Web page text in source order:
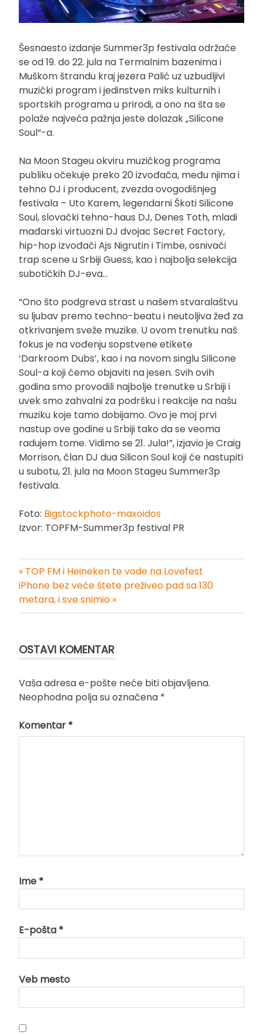
Šesnaesto izdanje Summer3p festivala održaće
se od 19. do 22. jula na Termalnim bazenima i
Muškom štrandu kraj jezera Palić uz uzbudljivi
muzički program i jedinstven miks kulturnih i
sportskih programa u prirodi, a ono na šta se
polaže najveća pažnja jeste dolazak „Silicone
Soul“-a.
Na Moon Stageu okviru muzičkog programa
publiku očekuje preko 20 izvođača, među njima i
tehno DJ i producent, zvezda ovogodišnjeg
festivala – Uto Karem, legendarni Škoti Silicone
Soul, slovački tehno-haus DJ, Denes Toth, mladi
mađarski virtuozni DJ dvojac Secret Factory,
hip-hop izvođači Ajs Nigrutin i Timbe, osnivači
trap scene u Srbiji Guess, kao i najbolja selekcija
subotičkih DJ-eva…
“Ono što podgreva strast u našem stvaralaštvu
su ljubav premo techno-beatu i neutoljiva žeđ za
otkrivanjem sveže muzike. U ovom trenutku naš
fokus je na vođenju sopstvene etikete
‘Darkroom Dubs’, kao i na novom singlu Silicone
Soul-a koji ćemo objaviti na jesen. Svih ovih
godina smo provodili najbolje trenutke u Srbiji i
uvek smo zahvalni za podršku i reakcije na našu
muziku koje tamo dobijamo. Ovo je moj prvi
nastup ove godine u Srbiji tako da se veoma
radujem tome. Vidimo se 21. Jula!”, izjavio je Craig
Morrison, član DJ dua Silicon Soul koji će nastupiti
u subotu, 21. jula na Moon Stageu Summer3p
festivala.
Foto: Bigstockphoto-maxoidos
Izvor: TOPFM-Summer3p festival PR
Kretanje
članka
« TOP FM i Heineken te vode na Lovefest
iPhone bez veće štete preživeo pad sa 130
metara, i sve snimio »
OSTAVI KOMENTAR
Vaša adresa e-pošte neće biti objavljena.
Neophodna polja su označena *
Komentar *
Ime *
E-pošta *
Veb mesto